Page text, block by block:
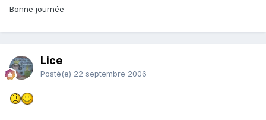
Bonne journée
Lice
Posté(e) 22 septembre 2006